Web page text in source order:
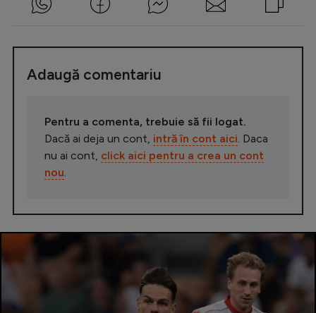
Adaugă comentariu
Pentru a comenta, trebuie să fii logat.
Dacă ai deja un cont, intră în cont aici . Daca
nu ai cont, click aici pentru a crea un cont
nou